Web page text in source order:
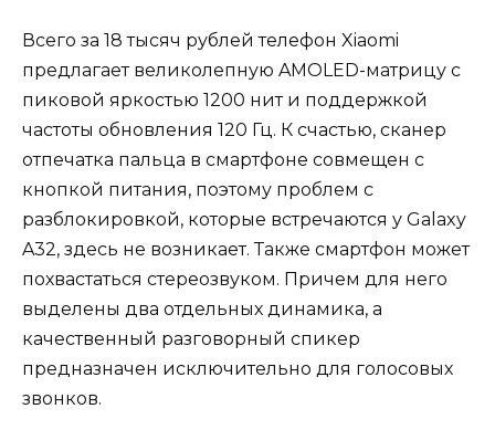
Всего за 18 тысяч рублей телефон Xiaomi
предлагает великолепную AMOLED-матрицу с
пиковой яркостью 1200 нит и поддержкой
частоты обновления 120 Гц. К счастью, сканер
отпечатка пальца в смартфоне совмещен с
кнопкой питания, поэтому проблем с
разблокировкой, которые встречаются у Galaxy
A32, здесь не возникает. Также смартфон может
похвастаться стереозвуком. Причем для него
выделены два отдельных динамика, а
качественный разговорный спикер
предназначен исключительно для голосовых
звонков.